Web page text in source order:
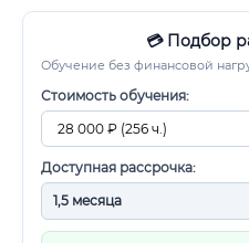
💳 Подбор
Обучение без финансовой
Стоимость обучения:
Доступная рассрочка: